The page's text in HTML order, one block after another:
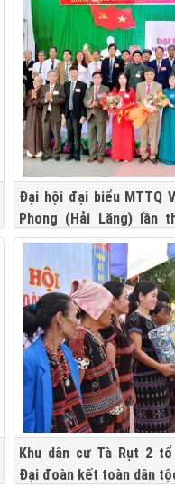
Ðại hội đại biểu MTTQ
Phong (Hải Lăng) lần
2024-2029
Khu dân cư Tà Rụt 2
Đại đoàn kết toàn dân